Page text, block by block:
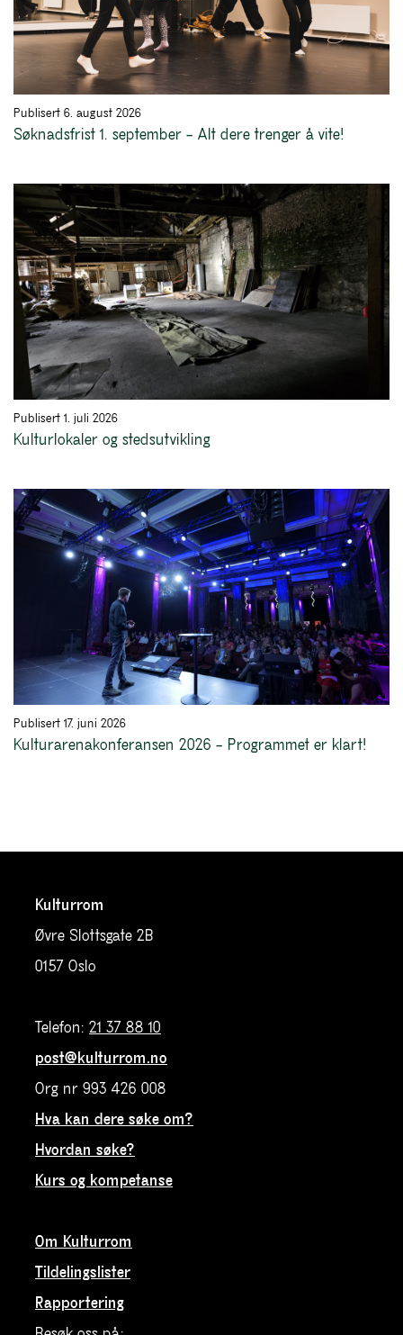
Publisert 6. august 2026
Søknadsfrist 1. september – Alt dere trenger å vite!
Publisert 1. juli 2026
Kulturlokaler og stedsutvikling
Publisert 17. juni 2026
Kulturarenakonferansen 2026 – Programmet er klart!
Kulturrom
Øvre Slottsgate 2B
0157 Oslo
Telefon: 21 37 88 10
post@kulturrom.no
Org nr 993 426 008
Hva kan dere søke om?
Hvordan søke?
Kurs og kompetanse
Om Kulturrom
Tildelingslister
Rapportering